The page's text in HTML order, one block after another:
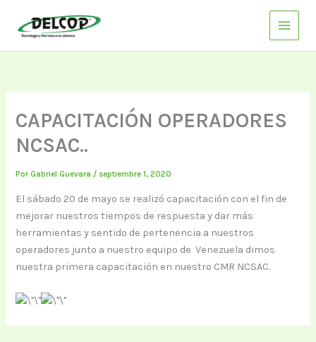
contenido
CAPACITACIÓN OPERADORES
NCSAC..
PorGabriel Guevara /septiembre 1, 2020
El sábado 20 de mayo se realizó capacitación con el fin de
mejorar nuestros tiempos de respuesta y dar más
herramientas y sentido de pertenencia a nuestros
operadores junto a nuestro equipo de Venezuela dimos
nuestra primera capacitación en nuestro CMR NCSAC.